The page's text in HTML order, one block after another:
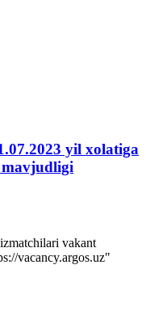
yil xolatiga
vakant
vacancy.argos.uz"